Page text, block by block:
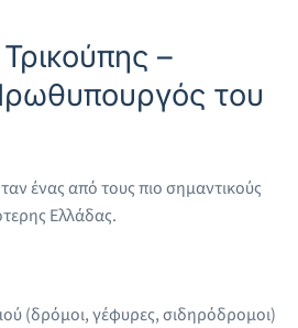
–
του
ένας από τους πιο σημαντικούς
Ελλάδας.
(δρόμοι, γέφυρες, σιδηρόδρομοι)